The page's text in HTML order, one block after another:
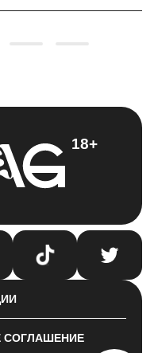
18+
СОГЛАШЕНИЕ